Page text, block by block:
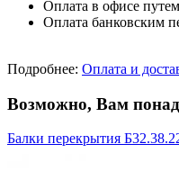
Оплата в офисе
Оплата банковским
Подробнее: Оплата и
Возможно, Вам
Балки перекрытия